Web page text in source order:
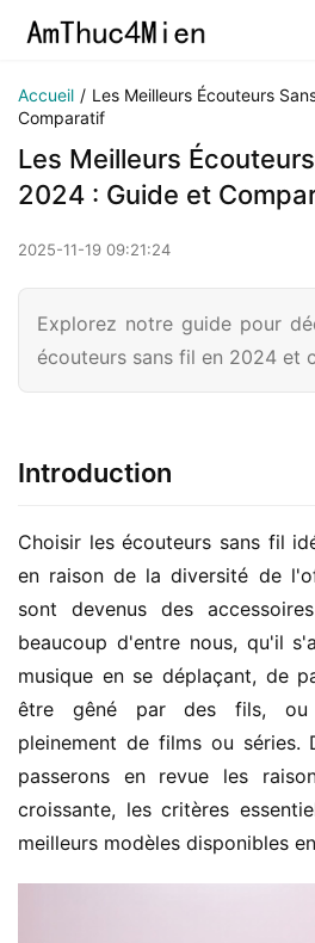
Accueil / Les Meilleurs Écouteurs
Comparatif
Les Meilleurs
2024 : Guide et
2025-11-19 09:21:24
Explorez notre guide pour
écouteurs sans fil en 2024 et
Introduction
Choisir les écouteurs sans fil
en raison de la diversité de
sont devenus des
beaucoup d'entre nous, qu'il
musique en se déplaçant, de
être gêné par des fils, ou
pleinement de films ou séries.
passerons en revue les
croissante, les critères
meilleurs modèles disponibles